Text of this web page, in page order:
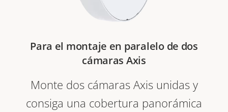
Para el montaje en paralelo de dos
cámaras Axis
Monte dos cámaras Axis unidas y
consiga una cobertura panorámica